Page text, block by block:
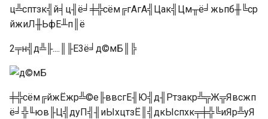
ц╩сптзк╣й╡ц╢ё╛╪╬сём╔гАгА╣Цак╣Цм╥ё╛жьпб╫╚ср
йжиЛ╫ЬфЕ╨п║ё
2╤н╣д╩╟....║╟E3ё╛д©мБ║╠
╪╬сём╔йжЁжр╩©е╟ввсгЕ╢Ю╣д╢Ртзакр╩╦Ж╦Явсжп
ё╛╬╙юв╟Ц╣дуП╣╢иЫхцтзЁ║╣дкЫспхк╤╪╬╚иЯр╩уЯ